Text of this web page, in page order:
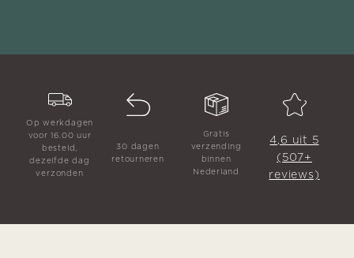
Op werkdagen
voor 16.00 uur
besteld,
dezelfde dag
verzonden
30 dagen
retourneren
Gratis
verzending
binnen
Nederland
4,6 uit 5
(507+
reviews)